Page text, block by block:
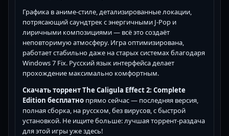
Графика в аниме-стиле, детализированные локации,
потрясающий саундтрек с энергичными J-Pop и
лиричными композициями — всё это создаёт
неповторимую атмосферу. Игра оптимизирована,
работает стабильно даже на старых системах благодаря
Windows 7 Fix. Русский язык интерфейса делает
прохождение максимально комфортным.
Скачать торрент The Caligula Effect 2: Complete
Edition бесплатно прямо сейчас — последняя версия,
полная сборка, на русском, без вирусов, с быстрой
установкой. Не ищите больше: лучшая торрент-раздача
для этой игры уже здесь!